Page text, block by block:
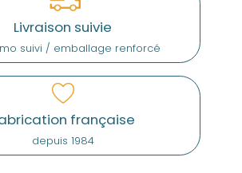
Livraison suivie
suivi / emballage renforcé
française
depuis 1984